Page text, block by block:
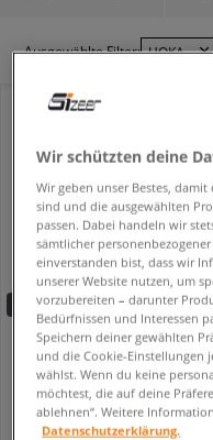
Ausgewählte Filter: HOKA
-10% ab 70€ mit dem Code:FINAL
HOKA MAFATE THREE2
herren
119,99 €
199,99 €
125,99 € - niedrigster Preis
Wir schützten deine
Wir geben unser Bestes,
sind und die ausgewählten
passen. Dabei handeln wir
sämtlicher
einverstanden bist, dass wir
unserer Website nutzen, um
vorzubereiten – darunter
Bedürfnissen und Interessen
Speichern deiner gewählten
und die Cookie-Einstellungen
wählst. Wenn du keine
möchtest, die auf deine
ablehnen“. Weitere
Datenschutzerklärung.